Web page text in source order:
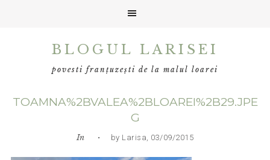
BLOGUL LARISEI
povesti franțuzești de la malul loarei
TOAMNA%2BVALEA%2BLOAREI%2B29.JPE
G
In • by Larisa, 03/09/2015